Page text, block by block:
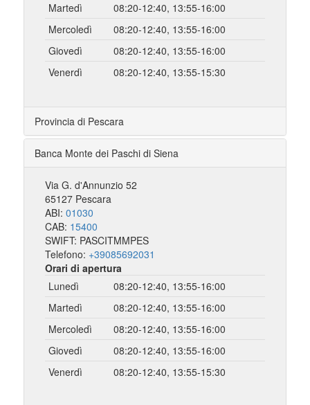
Martedì
08:20-12:40, 13:55-16:00
Mercoledì
08:20-12:40, 13:55-16:00
Giovedì
08:20-12:40, 13:55-16:00
Venerdì
08:20-12:40, 13:55-15:30
Provincia di Pescara
Banca Monte dei Paschi di Siena
Via G. d'Annunzio 52
65127 Pescara
ABI: 01030
CAB: 15400
SWIFT: PASCITMMPES
Telefono: +39085692031
Orari di apertura
Lunedì
08:20-12:40, 13:55-16:00
Martedì
08:20-12:40, 13:55-16:00
Mercoledì
08:20-12:40, 13:55-16:00
Giovedì
08:20-12:40, 13:55-16:00
Venerdì
08:20-12:40, 13:55-15:30